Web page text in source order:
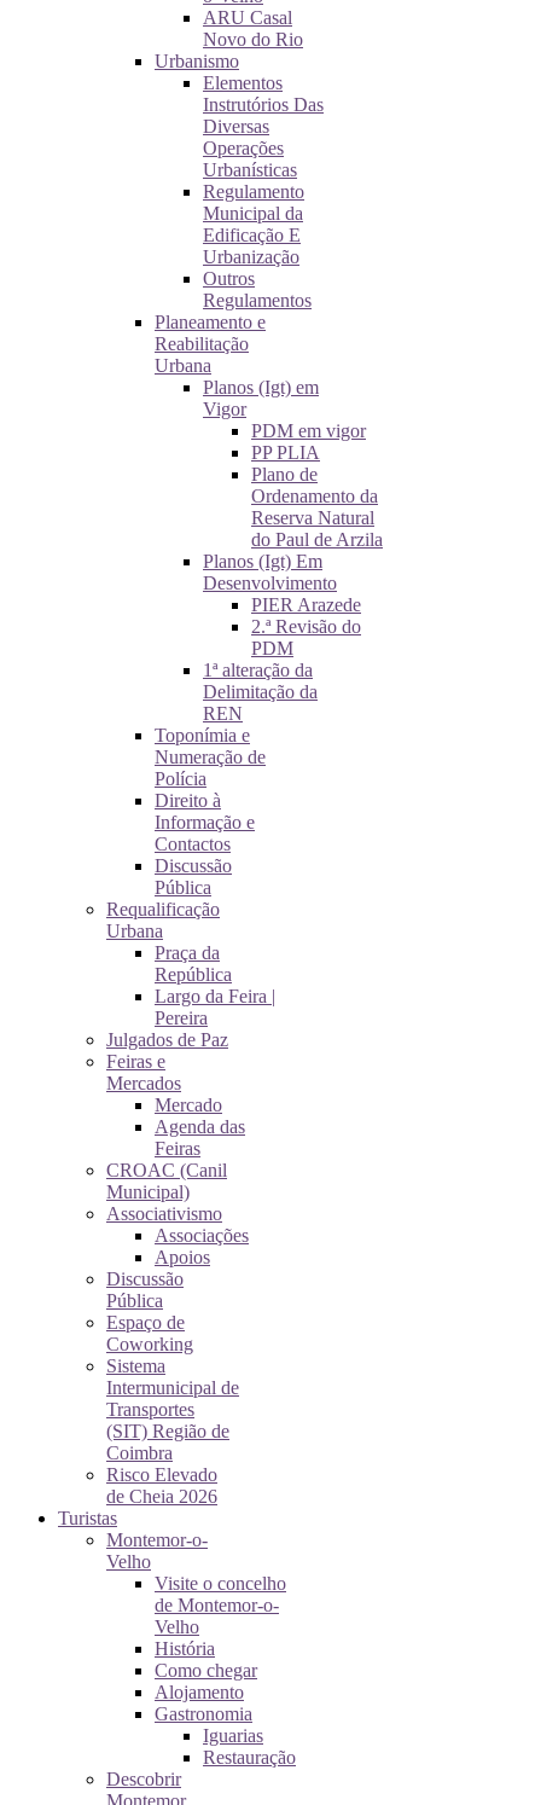
ARU Casal
Novo do Rio
Urbanismo
Elementos
Instrutórios Das
Diversas
Operações
Urbanísticas
Regulamento
Municipal da
Edificação E
Urbanização
Outros
Regulamentos
Planeamento e
Reabilitação
Urbana
Planos (Igt) em
Vigor
PDM em vigor
PP PLIA
Plano de
Ordenamento da
Reserva Natural
do Paul de Arzila
Planos (Igt) Em
Desenvolvimento
PIER Arazede
2.ª Revisão do
PDM
1ª alteração da
Delimitação da
REN
Toponímia e
Numeração de
Polícia
Direito à
Informação e
Contactos
Discussão
Pública
Requalificação
Urbana
Praça da
República
Largo da Feira |
Pereira
Julgados de Paz
Feiras e
Mercados
Mercado
Agenda das
Feiras
CROAC (Canil
Municipal)
Associativismo
Associações
Apoios
Discussão
Pública
Espaço de
Coworking
Sistema
Intermunicipal de
Transportes
(SIT) Região de
Coimbra
Risco Elevado
de Cheia 2026
Turistas
Montemor-o-
Velho
Visite o concelho
de Montemor-o-
Velho
História
Como chegar
Alojamento
Gastronomia
Iguarias
Restauração
Descobrir
Montemor